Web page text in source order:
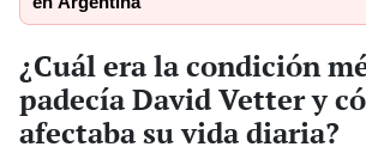
¿Cuál era la condición
padecía David Vetter y
afectaba su vida diaria?